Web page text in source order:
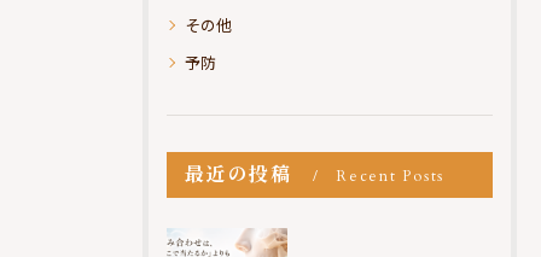
その他
予防
最近の投稿 Recent Posts